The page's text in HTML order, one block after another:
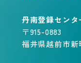
丹南登録センタ
〒915-0883
福井県越前市